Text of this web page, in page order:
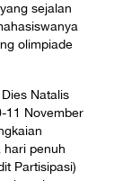
sejalan
olimpiade
Natalis
11 November
hari penuh
Partisipasi)